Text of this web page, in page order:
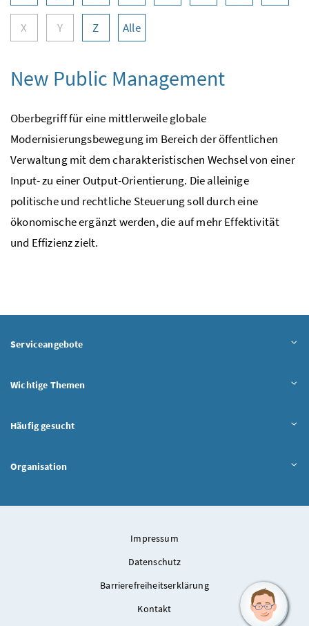
X Y Z Alle
New Public Management
Oberbegriff für eine mittlerweile globale
Modernisierungsbewegung im Bereich der öffentlichen
Verwaltung mit dem charakteristischen Wechsel von einer
Input- zu einer Output-Orientierung. Die alleinige
politische und rechtliche Steuerung soll durch eine
ökonomische ergänzt werden, die auf mehr Effektivität
und Effizienz zielt.
Serviceangebote
Wichtige Themen
Häufig gesucht
Organisation
Impressum
Datenschutz
Barrierefreiheitserklärung
Kontakt